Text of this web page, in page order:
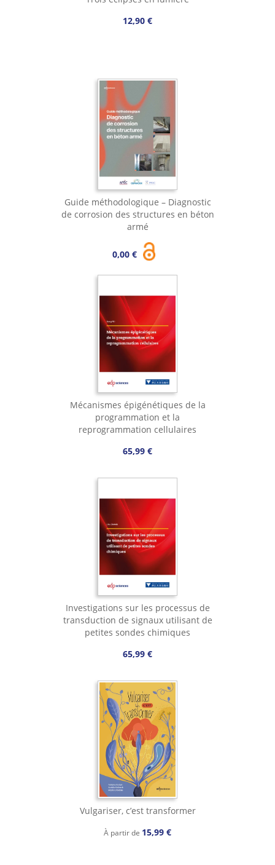
12,90 €
Guide méthodologique – Diagnostic
de corrosion des structures en béton
armé
0,00 €
Mécanismes épigénétiques de la
programmation et la
reprogrammation cellulaires
65,99 €
Investigations sur les processus de
transduction de signaux utilisant de
petites sondes chimiques
65,99 €
Vulgariser, c’est transformer
À partir de 15,99 €